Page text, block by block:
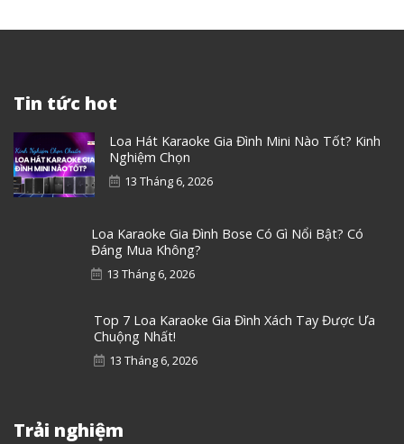
Tin tức hot
Loa Hát Karaoke Gia Đình Mini Nào Tốt? Kinh
Nghiệm Chọn
13 Tháng 6, 2026
Loa Karaoke Gia Đình Bose Có Gì Nổi Bật? Có
Đáng Mua Không?
13 Tháng 6, 2026
Top 7 Loa Karaoke Gia Đình Xách Tay Được Ưa
Chuộng Nhất!
13 Tháng 6, 2026
Trải nghiệm